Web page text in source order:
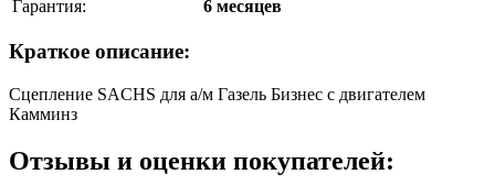
Гарантия: 6 месяцев
Краткое описание:
Сцепление SACHS для а/м Газель Бизнес с двигателем
Камминз
Отзывы и оценки покупателей: